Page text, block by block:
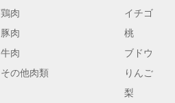
鶏肉
豚肉
牛肉
その他肉類
イチゴ
桃
ブドウ
りんご
梨